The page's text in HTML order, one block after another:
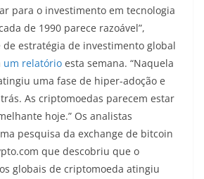
para o investimento em tecnologia
de 1990 parece razoável”,
de estratégia de investimento global
um relatório esta semana. “Naquela
uma fase de hiper-adoção e
As criptomoedas parecem estar
hoje.” Os analistas
pesquisa da exchange de bitcoin
que descobriu que o
globais de criptomoeda atingiu